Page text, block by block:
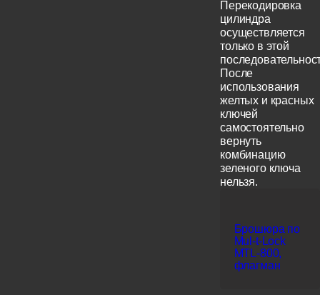
Перекодировка
цилиндра
осуществляется
только в этой
После
использования
желтых и красных
ключей
самостоятельно
вернуть
комбинацию
зеленого ключа
нельзя.
Брошюра по
Mul-t-Lock
MTL-800,
флагман